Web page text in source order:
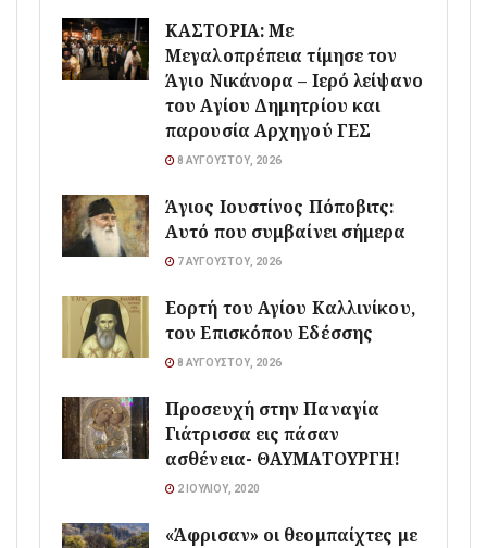
ΚΑΣΤΟΡΙΑ: Με
Μεγαλοπρέπεια τίμησε τον
Άγιο Νικάνορα – Ιερό λείψανο
του Αγίου Δημητρίου και
παρουσία Αρχηγού ΓΕΣ
8 ΑΥΓΟΎΣΤΟΥ, 2026
Άγιος Ιουστίνος Πόποβιτς:
Αυτό που συμβαίνει σήμερα
7 ΑΥΓΟΎΣΤΟΥ, 2026
Εορτή του Αγίου Καλλινίκου,
του Επισκόπου Εδέσσης
8 ΑΥΓΟΎΣΤΟΥ, 2026
Προσευχή στην Παναγία
Γιάτρισσα εις πάσαν
ασθένεια- ΘΑΥΜΑΤΟΥΡΓΗ!
2 ΙΟΥΛΊΟΥ, 2020
«Άφρισαν» οι θεομπαίχτες με